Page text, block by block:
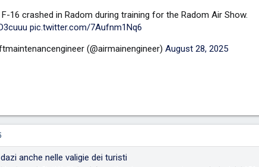
16 crashed in Radom during training for the Radom Air Show.
pic.twitter.com/7Aufnm1Nq6
(@airmainengineer) August 28, 2025
anche nelle valigie dei turisti